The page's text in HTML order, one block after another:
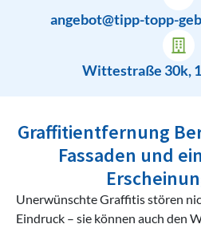
angebot@tipp-topp-
Wittestraße 30k,
Graffitientfernung
Fassaden und
Unerwünschte Graffitis stören
Eindruck – sie können auch den